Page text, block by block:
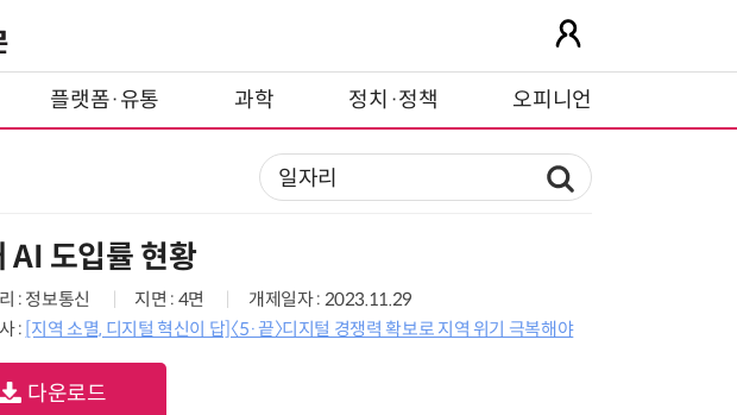
플랫폼·유통 과학 정치·정책 오피니언
AI 도입률 현황
: 정보통신 지면 : 4면
개제일자 : 2023.11.29
: [지역 소멸, 디지털 혁신이 답]〈5·끝〉디지털 경쟁력 확보로 지역 위기 극복해야
다운로드